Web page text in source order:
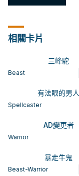
相關卡片
三峰駝
Beast
有法眼的男人
Spellcaster
AD變更者
Warrior
暴走牛鬼
Beast-Warrior